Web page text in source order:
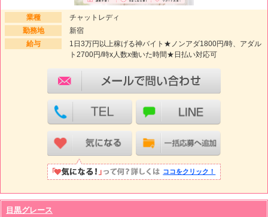
業種
チャットレディ
勤務地
新宿
給与
1日3万円以上稼げる神バイト★ノンアダ1800円/時、アダル
ト2700円/時x人数x働いた時間★日払い対応可
ココをクリック！
目黒グレース